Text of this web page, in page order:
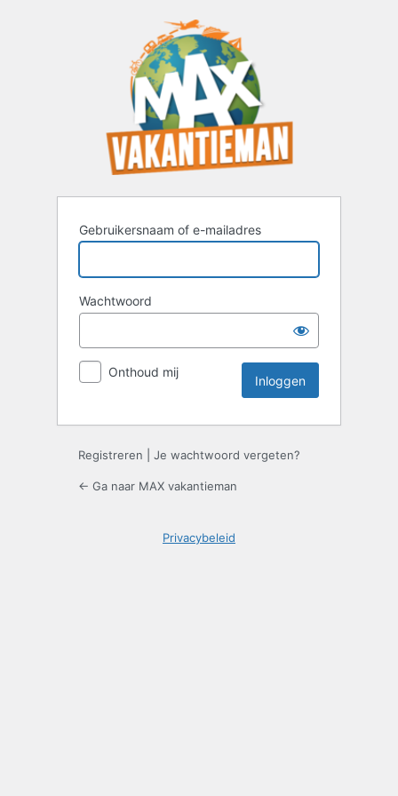
Gebruikersnaam of e-mailadres
Wachtwoord
Onthoud mij
Registreren Je wachtwoord vergeten?
← Ga naar MAX vakantieman
Privacybeleid